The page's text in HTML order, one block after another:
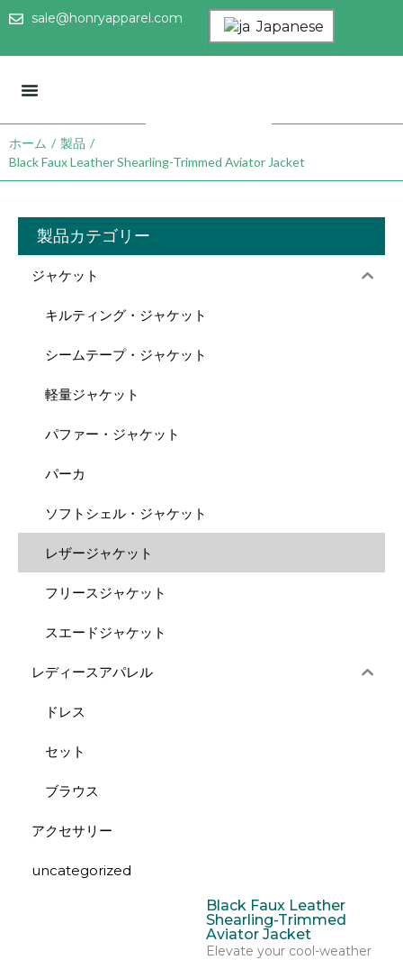
sale@honryapparel.com Japanese
ホーム / 製品 /
Black Faux Leather Shearling-Trimmed Aviator Jacket
製品カテゴリー
ジャケット
キルティング・ジャケット
シームテープ・ジャケット
軽量ジャケット
パファー・ジャケット
パーカ
ソフトシェル・ジャケット
レザージャケット
フリースジャケット
スエードジャケット
レディースアパレル
ドレス
セット
ブラウス
アクセサリー
uncategorized
Black Faux Leather
Shearling-Trimmed
Aviator Jacket
Elevate your cool-weather